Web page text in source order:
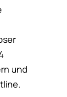
und